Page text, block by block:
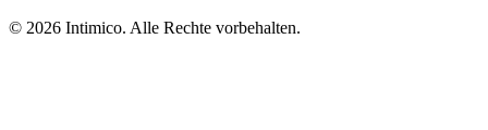
© 2026 Intimico. Alle Rechte vorbehalten.